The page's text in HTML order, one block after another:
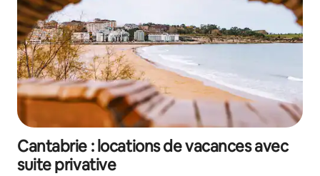
Cantabrie : locations de vacances avec
suite privative